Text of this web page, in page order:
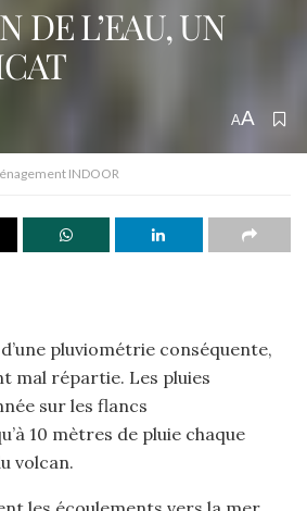
DE L’EAU, UN
AA
INDOOR
pluviométrie conséquente,
mal répartie. Les pluies
sur les flancs
10 mètres de pluie chaque
volcan.